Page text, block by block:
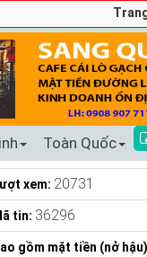
Trang đăng
Toàn Quốc
xem: 20731
tin: 36296
gồm mặt tiền (nở